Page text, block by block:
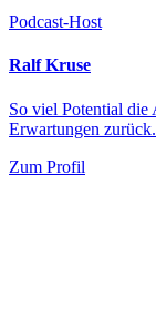
Podcast-Host
Ralf Kruse
So viel Potential die
Erwartungen
Zum Profil